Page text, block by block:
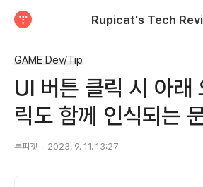
Rupicat's Tech
GAME Dev/Tip
UI 버튼 클릭 시 아래
릭도 함께 인식되는
루피캣 2023. 9. 11. 13:27